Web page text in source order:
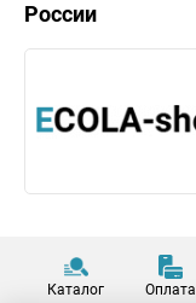
России
Каталог Оплата